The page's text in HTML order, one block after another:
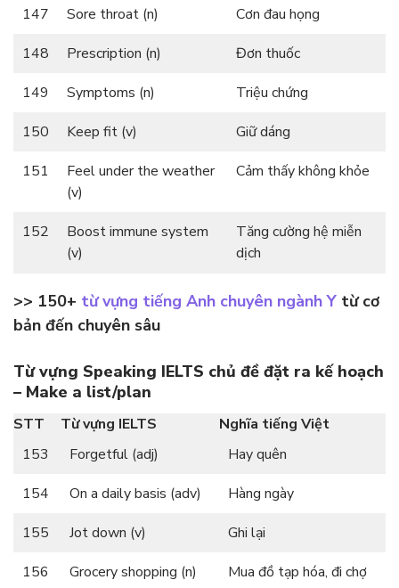
147
Sore throat (n)
Cơn đau họng
148
Prescription (n)
Đơn thuốc
149
Symptoms (n)
Triệu chứng
150
Keep fit (v)
Giữ dáng
151
Feel under the weather
(v)
Cảm thấy không khỏe
152
Boost immune system
(v)
Tăng cường hệ miễn
dịch
>> 150+ từ vựng tiếng Anh chuyên ngành Y từ cơ
bản đến chuyên sâu
Từ vựng Speaking IELTS chủ đề đặt ra kế hoạch
– Make a list/plan
STT Từ vựng IELTS
Nghĩa tiếng Việt
153
Forgetful (adj)
Hay quên
154
On a daily basis (adv)
Hàng ngày
155
Jot down (v)
Ghi lại
156
Grocery shopping (n) Mua đồ tạp hóa, đi chợ